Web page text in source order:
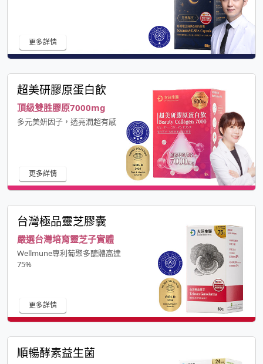
更多詳情
超美研膠原蛋白飲
頂級雙胜膠原7000mg
多元美妍因子，透亮潤超有感
更多詳情
台灣極品靈芝膠囊
嚴選台灣培育靈芝子實體
Wellmune專利葡聚多醣體高達
75%
更多詳情
順暢酵素益生菌